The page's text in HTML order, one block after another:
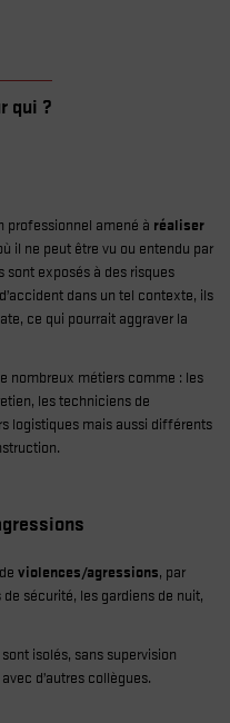
qui ?
professionnel amené à réaliser
il ne peut être vu ou entendu par
sont exposés à des risques
dans un tel contexte, ils
ce qui pourrait aggraver la
nombreux métiers comme : les
les techniciens de
logistiques mais aussi différents
violences/agressions, par
sécurité, les gardiens de nuit,
isolés, sans supervision
d’autres collègues.